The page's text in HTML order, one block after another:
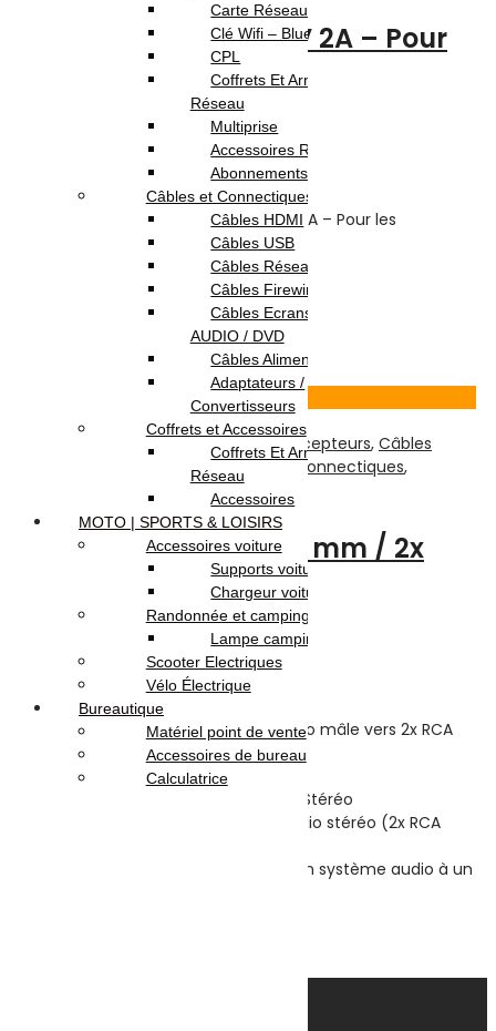
Transformateur – 12V 2A – Pour
les récepteurs
: Transformateur – 12V 2A – Pour les
récepteurs
: 0.1
: NOIR
Ajouter au panier
,Accessoires Pour Récepteurs, Câbles
Ecrans TV / AUDIO / DVD,Câbles et Connectiques,
Réseau & Connectiques
Cable audio Jack 3.5 mm / 2x
RCA mâles
Highlights:
Connecteur Jack 3.5 mm stéréo mâle vers 2x RCA
mâles.
Longueur du câble 1.5 métre
Connecteur Jack 3,5mm Mâle Stéréo
Connecteur (autre coté) Audio stéréo (2x RCA
Ce câble est idéal connecter un système audio à un
Carte Réseau
Clé Wifi – Bluetooth
CPL
Coffrets Et Armoires
Réseau
Multiprise
Accessoires Réseau
Abonnements Internet
Câbles et Connectiques
Câbles HDMI
Câbles USB
Câbles Réseau
Câbles Firewire
Câbles Ecrans TV /
AUDIO / DVD
Câbles Alimentation
Adaptateurs /
Convertisseurs
Coffrets et Accessoires
Coffrets Et Armoires
Réseau
Accessoires
MOTO | SPORTS & LOISIRS
Accessoires voiture
Supports voiture
Chargeur voiture
Randonnée et camping
Lampe camping
Scooter Electriques
Vélo Électrique
Bureautique
Matériel point de vente
Accessoires de bureau
Calculatrice